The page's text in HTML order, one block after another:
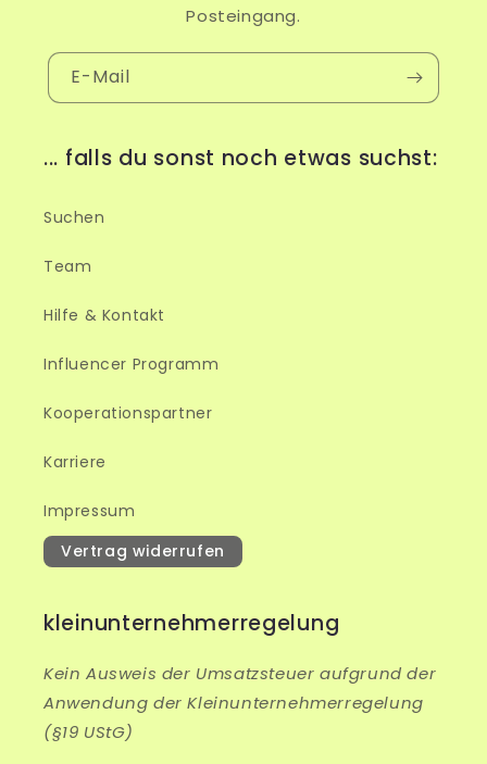
Posteingang.
E-Mail
... falls du sonst noch etwas suchst:
Suchen
Team
Hilfe & Kontakt
Influencer Programm
Kooperationspartner
Karriere
Impressum
Vertrag widerrufen
kleinunternehmerregelung
Kein Ausweis der Umsatzsteuer aufgrund der
Anwendung der Kleinunternehmerregelung
(§19 UStG)